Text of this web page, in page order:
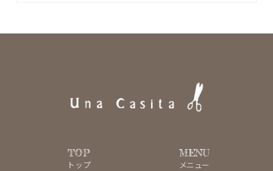
TOP
トップ
MENU
メニュー